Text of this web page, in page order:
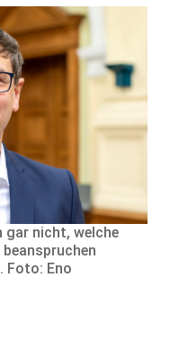
gar nicht, welche
Foto: Eno